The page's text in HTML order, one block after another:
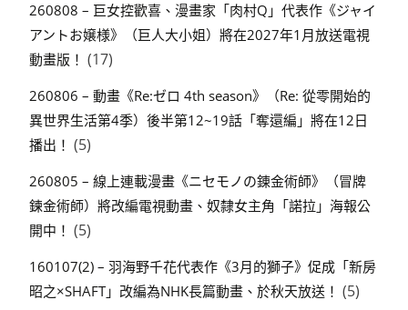
260808 – 巨女控歡喜、漫畫家「肉村Q」代表作《ジャイ
アントお嬢様》（巨人大小姐）將在2027年1月放送電視
動畫版！ (17)
260806 – 動畫《Re:ゼロ 4th season》（Re: 從零開始的
異世界生活第4季）後半第12~19話「奪還編」將在12日
播出！ (5)
260805 – 線上連載漫畫《ニセモノの錬金術師》（冒牌
鍊金術師）將改編電視動畫、奴隸女主角「諾拉」海報公
開中！ (5)
160107(2) – 羽海野千花代表作《3月的獅子》促成「新房
昭之×SHAFT」改編為NHK長篇動畫、於秋天放送！ (5)